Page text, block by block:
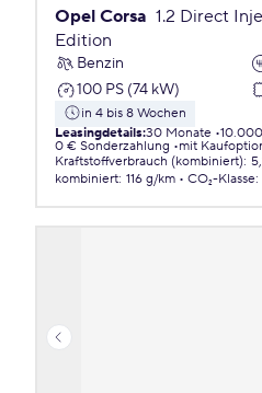
Opel Corsa 1.2 Direct
Edition
Benzin
100 PS (74 kW)
in 4 bis 8 Wochen
Leasingdetails:30 Monate
0 € Sonderzahlung
mit
Kraftstoffverbrauch (kombiniert):
kombiniert: 116 g/km CO₂-Klasse: